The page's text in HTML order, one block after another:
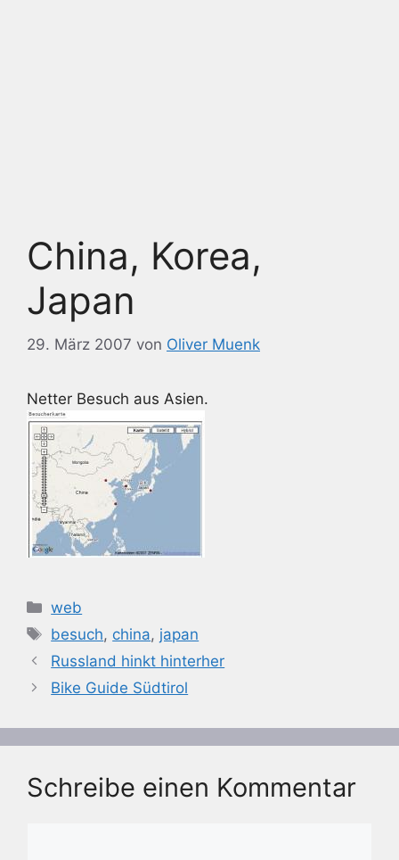
China, Korea,
Japan
29. März 2007 von Oliver Muenk
Netter Besuch aus Asien.
Kategorien
web
Schlagwörter
besuch, china, japan
Russland hinkt hinterher
Bike Guide Südtirol
Schreibe einen Kommentar